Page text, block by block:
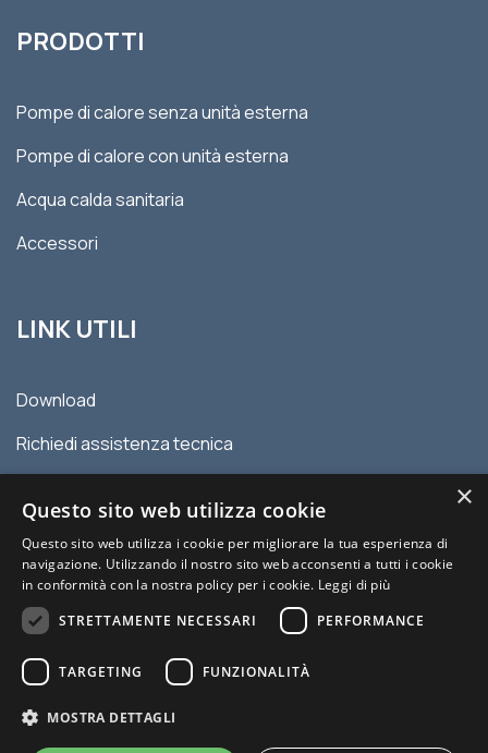
PRODOTTI
Pompe di calore senza unità esterna
Pompe di calore con unità esterna
Acqua calda sanitaria
Accessori
LINK UTILI
Download
Richiedi assistenza tecnica
Condizioni generali di vendita
© 2026 MYDATEC | P.IVA 00977120336 | Sito creato da Italia
×
Questo sito web utilizza cookie
Questo sito web utilizza i cookie per migliorare la tua esperienza di
navigazione. Utilizzando il nostro sito web acconsenti a tutti i cookie
in conformità con la nostra policy per i cookie. Leggi di più
STRETTAMENTE NECESSARI
PERFORMANCE
TARGETING FUNZIONALITÀ
MOSTRA DETTAGLI